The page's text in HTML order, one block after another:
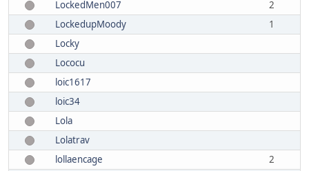
LockedMen007
2
LockedupMoody
1
Locky
Lococu
loic1617
loic34
Lola
Lolatrav
lollaencage
2